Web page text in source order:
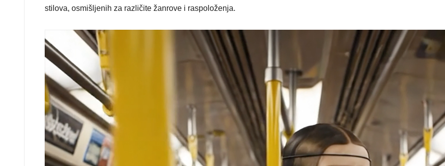
stilova, osmišljenih za različite žanrove i raspoloženja.